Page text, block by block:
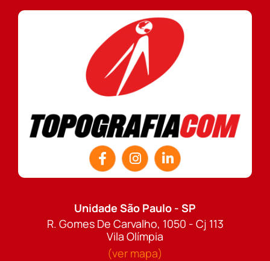
Unidade São Paulo - SP
R. Gomes De Carvalho, 1050 - Cj 113
Vila Olímpia
(ver mapa)